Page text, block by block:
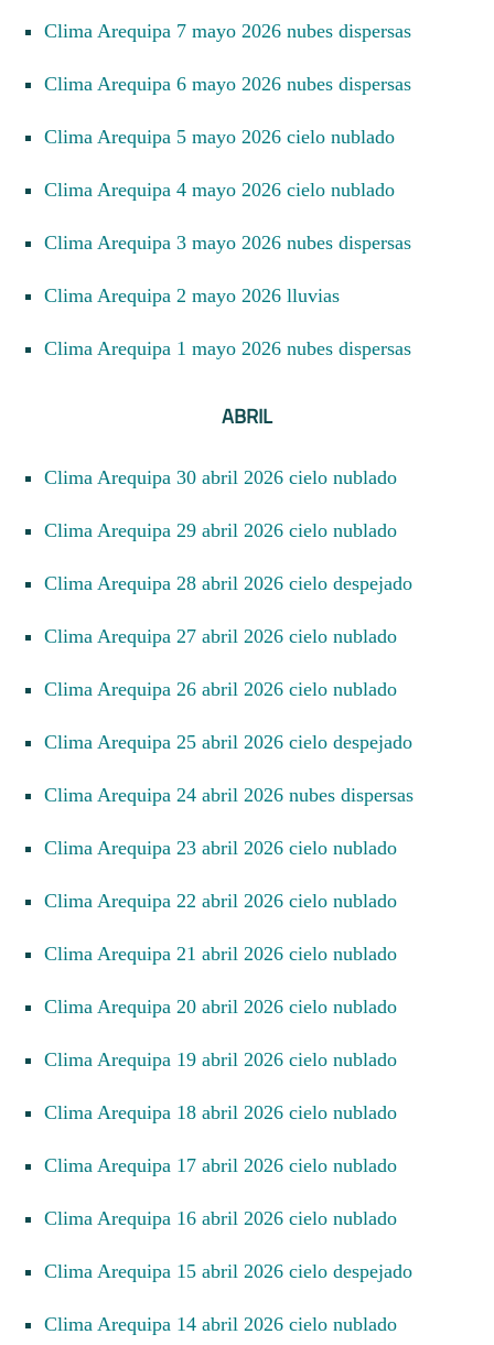
Clima Arequipa 7 mayo 2026 nubes dispersas
Clima Arequipa 6 mayo 2026 nubes dispersas
Clima Arequipa 5 mayo 2026 cielo nublado
Clima Arequipa 4 mayo 2026 cielo nublado
Clima Arequipa 3 mayo 2026 nubes dispersas
Clima Arequipa 2 mayo 2026 lluvias
Clima Arequipa 1 mayo 2026 nubes dispersas
ABRIL
Clima Arequipa 30 abril 2026 cielo nublado
Clima Arequipa 29 abril 2026 cielo nublado
Clima Arequipa 28 abril 2026 cielo despejado
Clima Arequipa 27 abril 2026 cielo nublado
Clima Arequipa 26 abril 2026 cielo nublado
Clima Arequipa 25 abril 2026 cielo despejado
Clima Arequipa 24 abril 2026 nubes dispersas
Clima Arequipa 23 abril 2026 cielo nublado
Clima Arequipa 22 abril 2026 cielo nublado
Clima Arequipa 21 abril 2026 cielo nublado
Clima Arequipa 20 abril 2026 cielo nublado
Clima Arequipa 19 abril 2026 cielo nublado
Clima Arequipa 18 abril 2026 cielo nublado
Clima Arequipa 17 abril 2026 cielo nublado
Clima Arequipa 16 abril 2026 cielo nublado
Clima Arequipa 15 abril 2026 cielo despejado
Clima Arequipa 14 abril 2026 cielo nublado